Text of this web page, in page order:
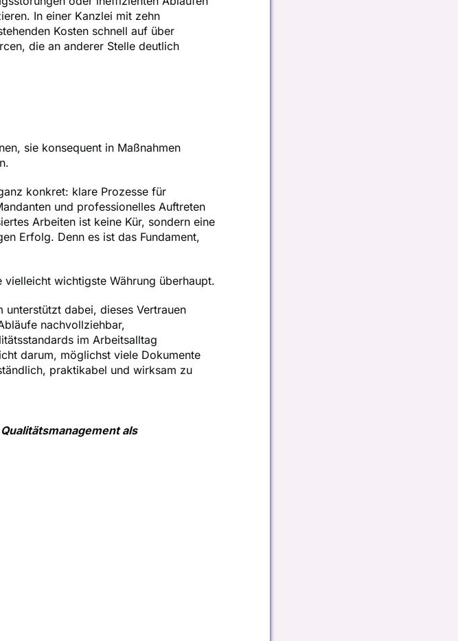
In einer Kanzlei mit zehn
Kosten schnell auf über
die an anderer Stelle deutlich
sie konsequent in Maßnahmen
konkret: klare Prozesse für
und professionelles Auftreten
Arbeiten ist keine Kür, sondern eine
Erfolg. Denn es ist das Fundament,
wichtigste Währung überhaupt.
unterstützt dabei, dieses Vertrauen
nachvollziehbar,
im Arbeitsalltag
darum, möglichst viele Dokumente
praktikabel und wirksam zu
als